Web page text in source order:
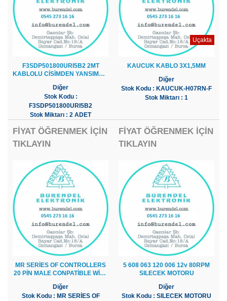
F3SDP501800URI5B2 2MT
KABLOLU CİSİMDEN YANSIMALI
Diğer
Stok Kodu :
F3SDP501800URI5B2
Stok Miktarı : 2 ADET
FİYAT ÖĞRENMEK İÇİN
TIKLAYIN
Uçakta
KAUCUK KABLO 3X1,5MM
Diğer
Stok Kodu : KAUCUK-H07RN-F
Stok Miktarı : 1
FİYAT ÖĞRENMEK İÇİN
TIKLAYIN
MR SERİES OF CONTROLLERS
20 PİN MALE CONPATİBLE WİTH
Diğer
Stok Kodu : MR SERİES OF
5 608 063 120 006 12v 80RPM
SILECEK MOTORU
Diğer
Stok Kodu : SILECEK MOTORU